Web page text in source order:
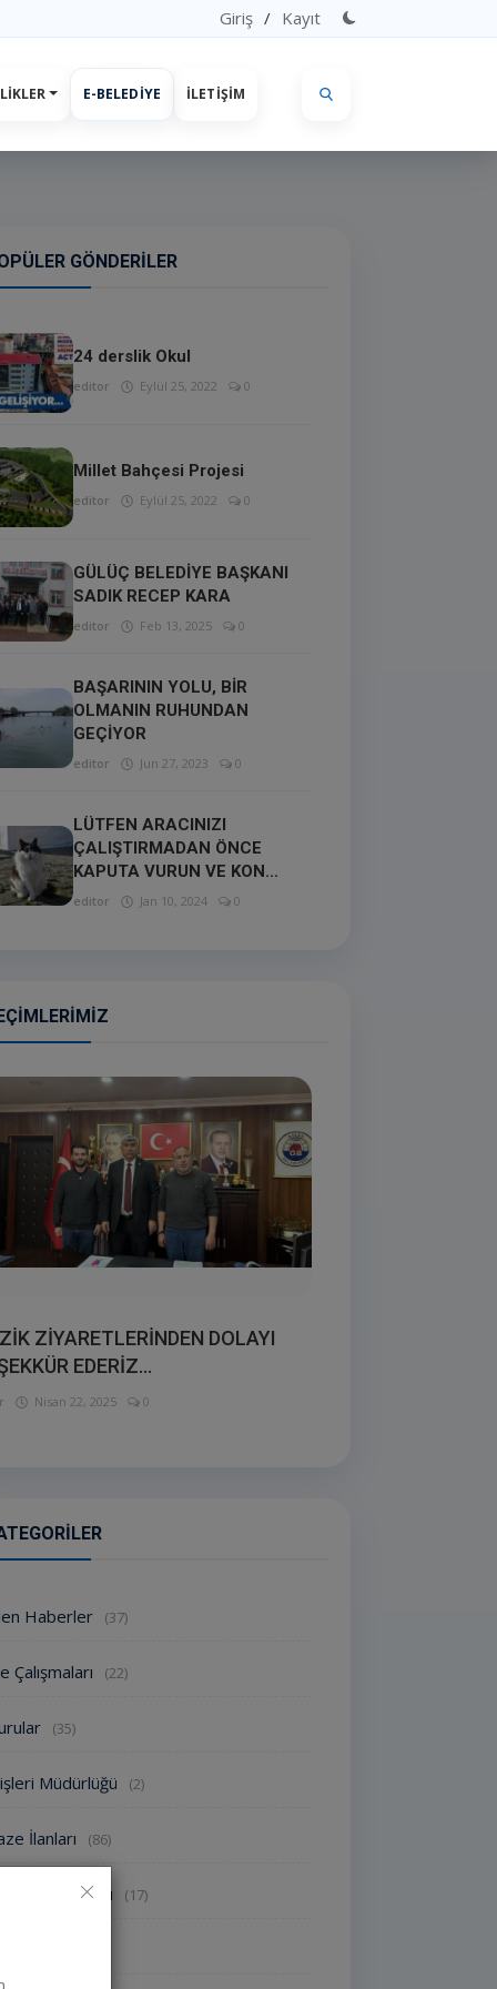
Giriş / Kayıt
E-BELEDIYE İLETIŞIM
GÖNDERILER
24 derslik Okul
editor Eylül 25, 2022 0
Millet Bahçesi Projesi
editor Eylül 25, 2022 0
GÜLÜÇ BELEDİYE BAŞKANI
SADIK RECEP KARA
editor Feb 13, 2025 0
BAŞARININ YOLU, BİR
OLMANIN RUHUNDAN
GEÇİYOR
editor Jun 27, 2023 0
LÜTFEN ARACINIZI
ÇALIŞTIRMADAN ÖNCE
KAPUTA VURUN VE KON...
editor Jan 10, 2024 0
ZİYARETLERİNDEN DOLAYI
EDERİZ...
Nisan 22, 2025 0
Haberler (37)
Çalışmaları (22)
(35)
Müdürlüğü (2)
İlanları (86)
Uyarısı (17)